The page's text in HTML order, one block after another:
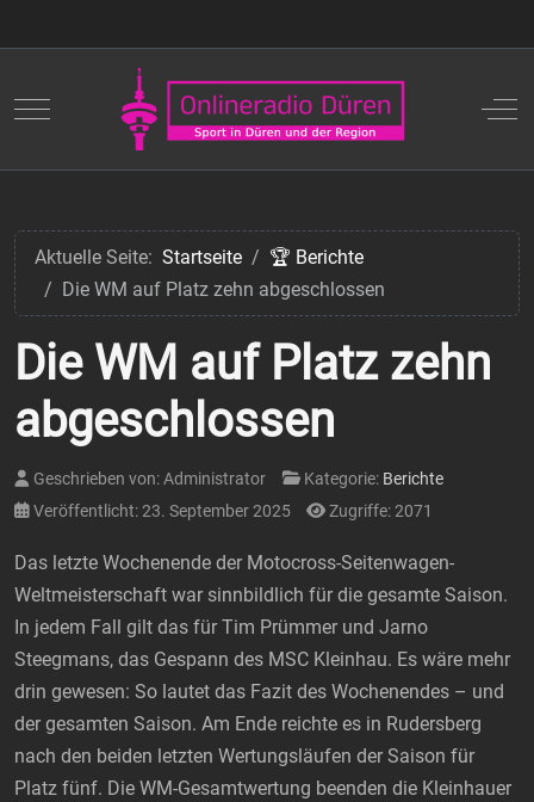
Mobile Menu Toggle Off-
Aktuelle Seite: Startseite
🏆 Berichte
Die WM auf Platz zehn abgeschlossen
Die WM auf Platz zehn
abgeschlossen
Geschrieben von:Administrator Kategorie: Berichte
Veröffentlicht: 23. September 2025
Zugriffe: 2071
Das letzte Wochenende der Motocross-Seitenwagen-
Weltmeisterschaft war sinnbildlich für die gesamte Saison.
In jedem Fall gilt das für Tim Prümmer und Jarno
Steegmans, das Gespann des MSC Kleinhau. Es wäre mehr
drin gewesen: So lautet das Fazit des Wochenendes – und
der gesamten Saison. Am Ende reichte es in Rudersberg
nach den beiden letzten Wertungsläufen der Saison für
Platz fünf. Die WM-Gesamtwertung beenden die Kleinhauer